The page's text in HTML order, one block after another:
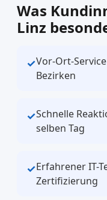
Was
Linz
✓Vor-Ort-
Bezirken
✓Schnelle
selben Tag
✓Erfahrener IT-
Zertifizierung